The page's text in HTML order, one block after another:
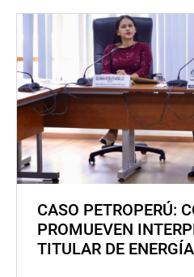
CASO PETROPERÚ:
PROMUEVEN
TITULAR DE